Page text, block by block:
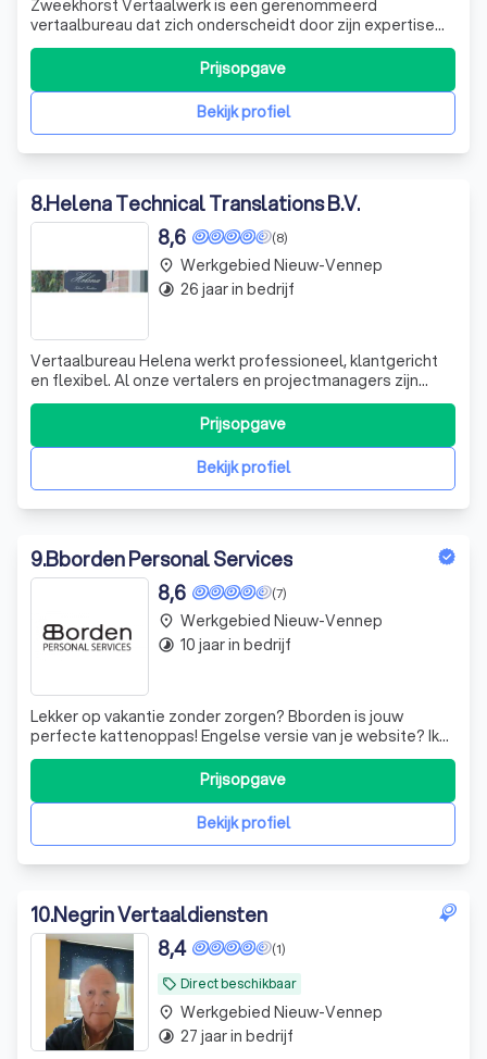
Zweekhorst Vertaalwerk is een gerenommeerd
vertaalbureau dat zich onderscheidt door zijn expertise
en professionaliteit. Wij zijn gespecialiseerd in het leveren
van hoogwaardige vertaaldiensten voor diverse
documenten zoals geboorteaktes, huwelijksaktes,
overlijdensaktes, verklaringen van huwelijksb
Bekijk profiel
Prijsopgave
8.Helena Technical Translations B.V.
(8)
8,6
Vertaalbureau Helena werkt professioneel, klantgericht
en flexibel. Al onze vertalers en projectmanagers zijn
linguïsten en native speakers. Het formaat van
aangeleverde content vormt geen probleem want met
onze tools zorgen wij voor een goede technische
vertaling en efficiënt terminologiebeheer. De
Bekijk profiel
Prijsopgave
place Werkgebied Nieuw-Vennep
timelapse 26 jaar in bedrijf
9.Bborden Personal Services
(7)
8,6
Lekker op vakantie zonder zorgen? Bborden is jouw
perfecte kattenoppas! Engelse versie van je website? Ik
maak een mooie vertaling! Stapeltjes papieren en niets
kunnen vinden? De Professional Organizer kan jou helpen!
Extra glans geven aan je trouwdag? Een beroepszanger
zorgt voor een muzikale omBekijk profiel
Prijsopgave
place Werkgebied Nieuw-Vennep
timelapse 10 jaar in bedrijf
10.Negrin Vertaaldiensten
local_offer Direct beschikbaar
(1)
8,4
place Werkgebied Nieuw-Vennep
timelapse 27 jaar in bedrijf